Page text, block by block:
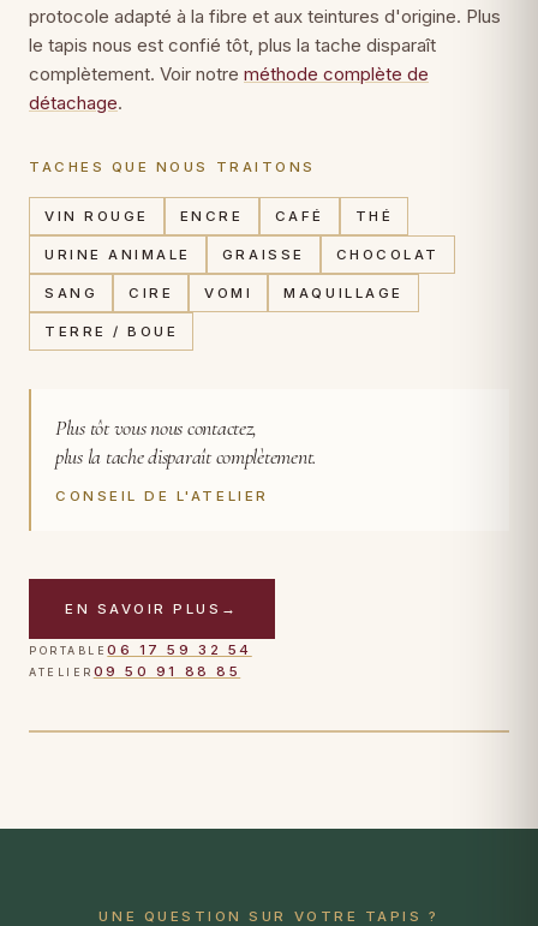
protocole adapté à la fibre et aux teintures d'origine. Plus
le tapis nous est confié tôt, plus la tache disparaît
complètement. Voir notre méthode complète de
détachage.
TACHES QUE NOUS TRAITONS
VIN ROUGE ENCRE CAFÉ THÉ
URINE ANIMALE GRAISSE CHOCOLAT
SANG CIRE VOMI MAQUILLAGE
TERRE / BOUE
Plus tôt vous nous contactez,
plus la tache disparaît complètement.
CONSEIL DE L'ATELIER
EN SAVOIR PLUS →
PORTABLE06 17 59 32 54
ATELIER 09 50 91 88 85
CAS TRAITÉ
Tapis persan · tache de vin rouge · 24 h après intervention
UNE QUESTION SUR VOTRE TAPIS ?